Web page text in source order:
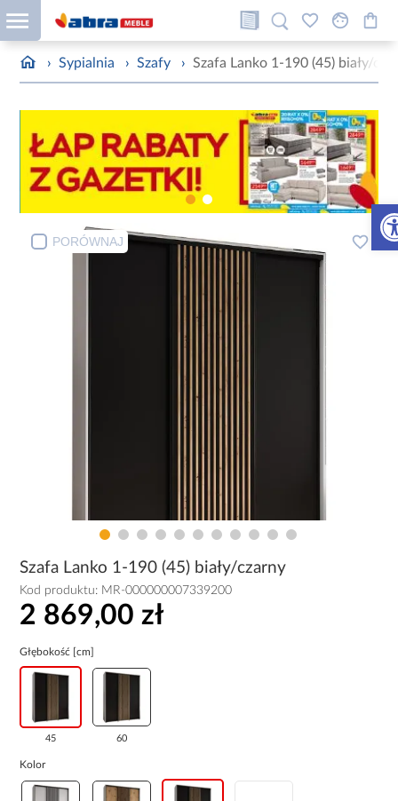
› Sypialnia › Szafy › Szafa Lanko 1-190 (45) biały/
PORÓWNAJ
Szafa Lanko 1-190 (45) biały/czarny
Kod produktu: MR-000000007339200
2 869,00 zł
Głębokość [cm]
45 60
Kolor